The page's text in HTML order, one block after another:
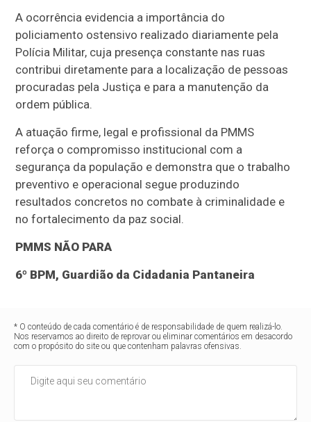
A ocorrência evidencia a importância do
policiamento ostensivo realizado diariamente pela
Polícia Militar, cuja presença constante nas ruas
contribui diretamente para a localização de pessoas
procuradas pela Justiça e para a manutenção da
ordem pública.
A atuação firme, legal e profissional da PMMS
reforça o compromisso institucional com a
segurança da população e demonstra que o trabalho
preventivo e operacional segue produzindo
resultados concretos no combate à criminalidade e
no fortalecimento da paz social.
PMMS NÃO PARA
6º BPM, Guardião da Cidadania Pantaneira
* O conteúdo de cada comentário é de responsabilidade de quem realizá-lo.
Nos reservamos ao direito de reprovar ou eliminar comentários em desacordo
com o propósito do site ou que contenham palavras ofensivas.